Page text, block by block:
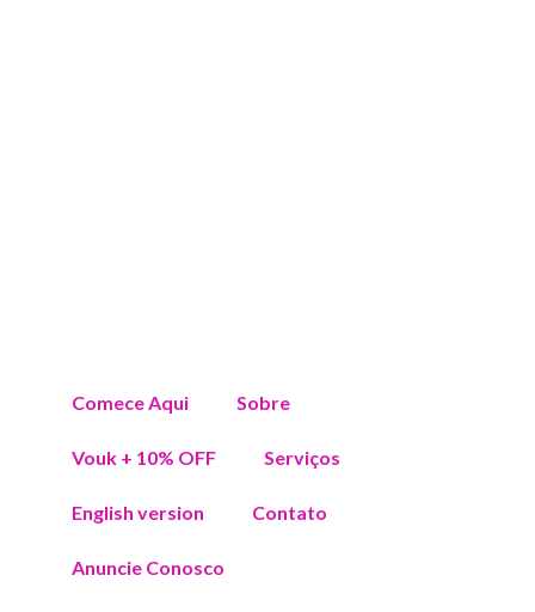
Comece Aqui Sobre
Vouk + 10% OFF Serviços
English version Contato
Anuncie Conosco